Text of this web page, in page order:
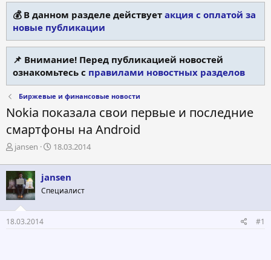
💰 В данном разделе действует акция с оплатой за
новые публикации
📌 Внимание! Перед публикацией новостей
ознакомьтесь с правилами новостных разделов
Биржевые и финансовые новости
Nokia показала свои первые и последние
смартфоны на Android
А
т
о
р
т
е
м
jansen
Д
т
а
н
ч
18.03.2014
jansen
Специалист
18.03.2014 #1